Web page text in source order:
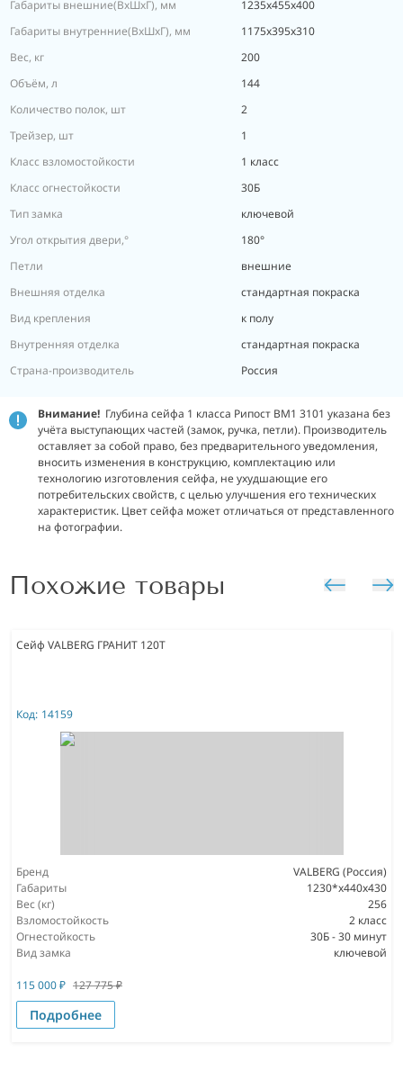
Габариты внешние(ВхШхГ), мм
1235х455х400
Габариты внутренние(ВхШхГ), мм
1175х395х310
Вес, кг
200
Объём, л
144
Количество полок, шт
2
Трейзер, шт
1
Класс взломостойкости
1 класс
Класс огнестойкости
30Б
Тип замка
ключевой
Угол открытия двери,°
180°
Петли
внешние
Внешняя отделка
стандартная покраска
Вид крепления
к полу
Внутренняя отделка
стандартная покраска
Страна-производитель
Россия
Внимание! Глубина сейфа 1 класса Рипост ВМ1 3101 указана без
учёта выступающих частей (замок, ручка, петли). Производитель
оставляет за собой право, без предварительного уведомления,
вносить изменения в конструкцию, комплектацию или
технологию изготовления сейфа, не ухудшающие его
потребительских свойств, с целью улучшения его технических
характеристик. Цвет сейфа может отличаться от представленного
на фотографии.
Похожие товары
Сейф VALBERG ГРАНИТ 120T
Код: 14159
Бренд
VALBERG (Россия)
Габариты
1230*x440x430
Вес (кг)
256
Взломостойкость
2 класс
Огнестойкость
30Б - 30 минут
Вид замка
ключевой
115 000₽ 127 775₽
Подробнее